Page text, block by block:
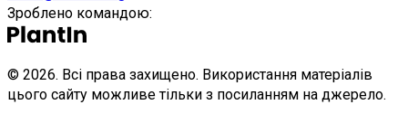
Зроблено командою:
© 2026. Всі права захищено. Використання матеріалів
цього сайту можливе тільки з посиланням на джерело.